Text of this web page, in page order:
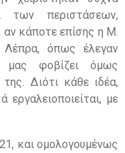
των περιστάσεων,
αν κάποτε επίσης η Μ.
όπως έλεγαν
φοβίζει όμως
Διότι κάθε ιδέα,
με
και ομολογουμένως